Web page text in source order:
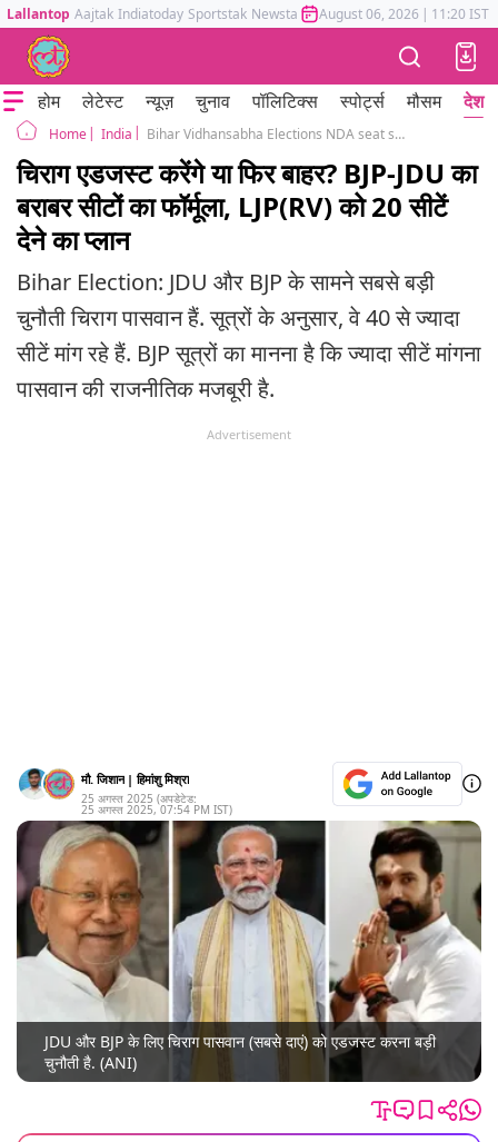
Lallantop Aajtak Indiatoday Sportstak Newstak Mumbai Tak Astrotak
August 06, 2026 | 11:20 IST
होम लेटेस्ट न्यूज़ चुनाव पॉलिटिक्स स्पोर्ट्स मौसम देश
Home India Bihar Vidhansabha Elections NDA seat sharing formula JDU BJP Chirag Paswan LJP
चिराग एडजस्ट करेंगे या फिर बाहर? BJP-JDU का
बराबर सीटों का फॉर्मूला, LJP(RV) को 20 सीटें
देने का प्लान
Bihar Election: JDU और BJP के सामने सबसे बड़ी
चुनौती चिराग पासवान हैं. सूत्रों के अनुसार, वे 40 से ज्यादा
सीटें मांग रहे हैं. BJP सूत्रों का मानना है कि ज्यादा सीटें मांगना
पासवान की राजनीतिक मजबूरी है.
Advertisement
मौ. जिशान | हिमांशु मिश्रा
25 अगस्त 2025 (अपडेटेड:
25 अगस्त 2025, 07:54 PM IST)
JDU और BJP के लिए चिराग पासवान (सबसे दाएं) को एडजस्ट करना बड़ी
चुनौती है. (ANI)